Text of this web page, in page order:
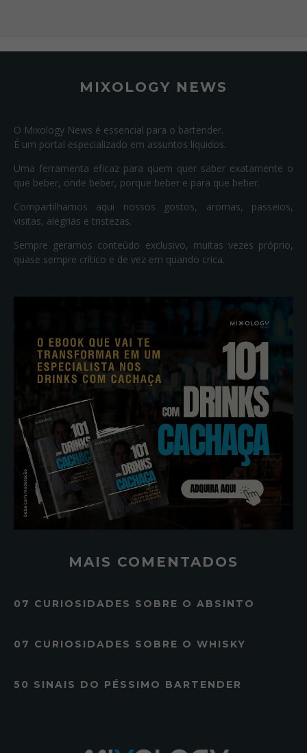
MIXOLOGY NEWS
O Mixology News é essencial para o bartender.
É um portal especializado em assuntos líquidos.
Uma ferramenta eficaz para quem quer saber exatamente o
que beber, onde beber, porque beber e para que beber.
Compartilhamos aqui nossos gostos, aromas, passeios,
visitas, alegrias e tristezas.
Sempre geramos conteúdo exclusivo, muitas vezes próprio,
quase sempre crítico e de vez em quando crica.
MAIS COMENTADOS
07 CURIOSIDADES SOBRE O ABSINTO
07 CURIOSIDADES SOBRE O WHISKY
50 SINAIS DO PÉSSIMO BARTENDER